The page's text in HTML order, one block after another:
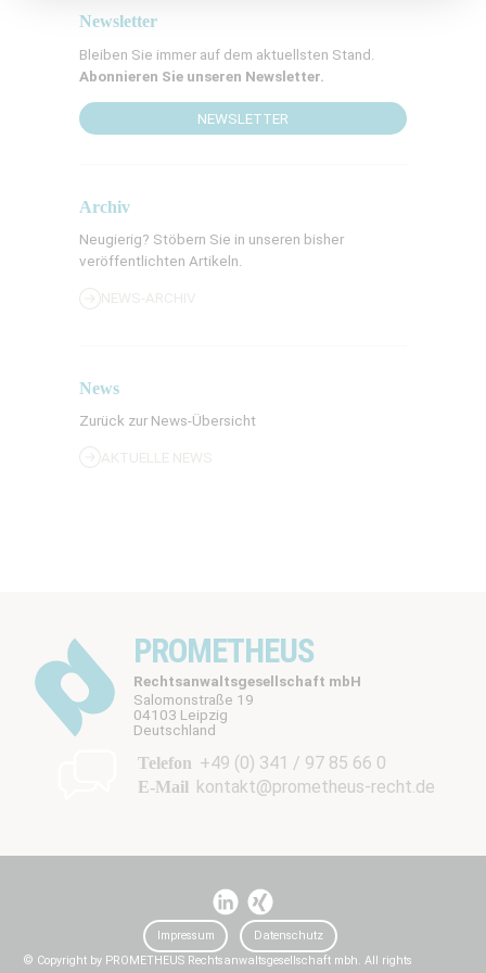
Newsletter
Bleiben Sie immer auf dem aktuellsten Stand.
Abonnieren Sie unseren Newsletter.
NEWSLETTER
Archiv
Neugierig? Stöbern Sie in unseren bisher
veröffentlichten Artikeln.
NEWS-ARCHIV
News
Zurück zur News-Übersicht
AKTUELLE NEWS
PROMETHEUS
Rechtsanwaltsgesellschaft mbH
Salomonstraße 19
04103 Leipzig
Deutschland
b
Telefon +49 (0) 341 / 97 85 66 0
E-Mail kontakt@prometheus-recht.de
© Copyright by PROMETHEUS Rechtsanwaltsgesellschaft mbh. All rights
Impressum Datenschutz